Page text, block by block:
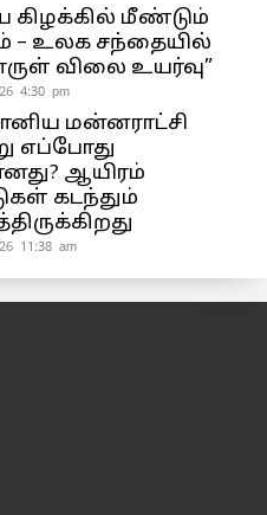
கிழக்கில் மீண்டும்
– உலக சந்தையில்
விலை உயர்வு”
4:30 pm
மன்னராட்சி
எப்போது
ஆயிரம்
கடந்தும்
11:38 am